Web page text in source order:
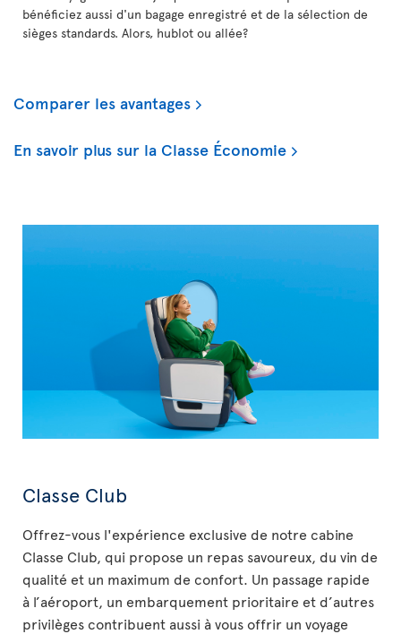
bénéficiez aussi d'un bagage enregistré et de la sélection de
sièges standards. Alors, hublot ou allée?
Comparer les avantages
En savoir plus sur la Classe Économie
Classe Club
Offrez-vous l'expérience exclusive de notre cabine
Classe Club, qui propose un repas savoureux, du vin de
qualité et un maximum de confort. Un passage rapide
à l’aéroport, un embarquement prioritaire et d’autres
privilèges contribuent aussi à vous offrir un voyage